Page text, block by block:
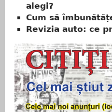
alegi?
Cum să
Revizia auto: ce